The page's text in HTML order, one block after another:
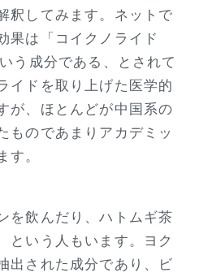
釈してみます。ネットで
果は「コイクノライド
う成分である、とされて
イドを取り上げた医学的
が、ほとんどが中国系の
ものであまりアカデミッ
す。
を飲んだり、ハトムギ茶
という人もいます。ヨク
出された成分であり、ビ